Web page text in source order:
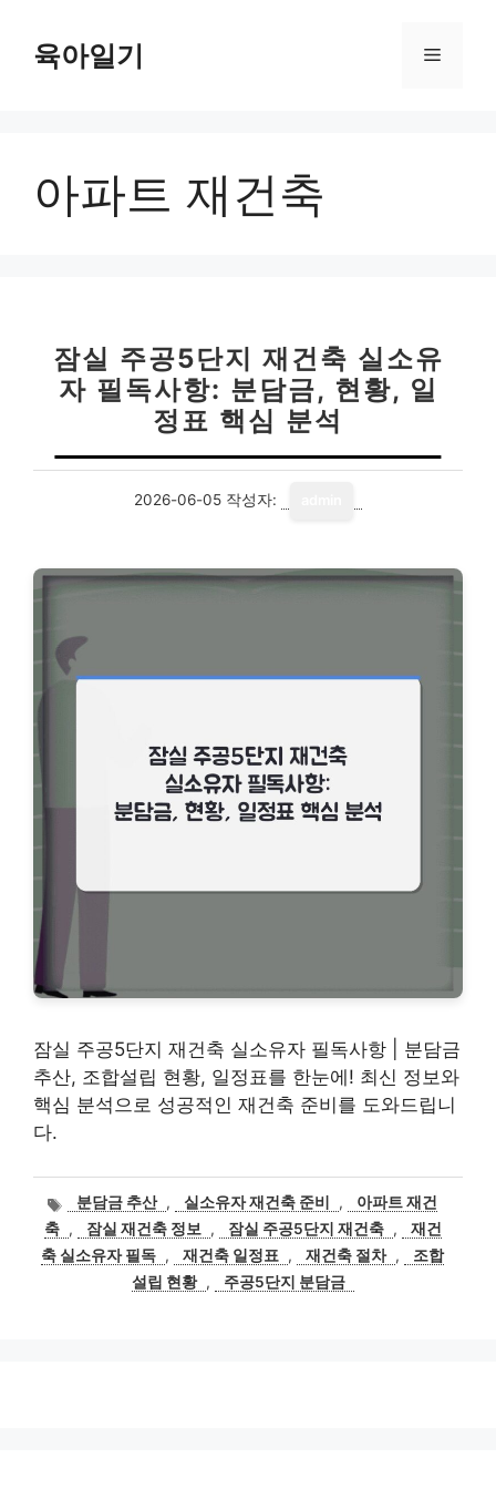
육아일기 메
아파트 재건축
잠실 주공5단지 재건축 실소유
자 필독사항: 분담금, 현황, 일
정표 핵심 분석
2026-06-05 작성자:
잠실 주공5단지 재건축 실소유자 필독사항 | 분담금
추산, 조합설립 현황, 일정표를 한눈에! 최신 정보와
핵심 분석으로 성공적인 재건축 준비를 도와드립니
다.
태분담금 추산 , 실소유자 재건축 준비 ,
아파트 재건
축 , 잠실 재건축 정보 , 잠실 주공5단지 재건축 ,
재건
축 실소유자 필독 , 재건축 일정표 , 재건축 절차 ,
조합
설립 현황 , 주공5단지 분담금